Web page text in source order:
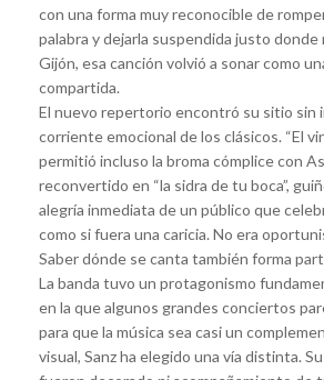
con una forma muy reconocible de
palabra y dejarla suspendida justo donde
Gijón, esa canción volvió a sonar como
compartida.
El nuevo repertorio encontró su sitio sin
corriente emocional de los clásicos. “El
permitió incluso la broma cómplice con
reconvertido en “la sidra de tu boca”,
alegría inmediata de un público que
como si fuera una caricia. No era
Saber dónde se canta también forma
La banda tuvo un protagonismo
en la que algunos grandes conciertos
para que la música sea casi un
visual, Sanz ha elegido una vía distinta.